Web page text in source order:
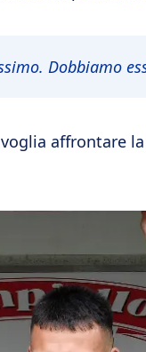
Dobbiamo
affrontare